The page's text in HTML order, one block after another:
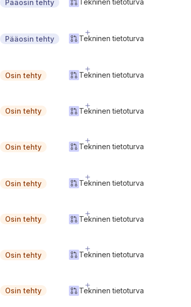
Pääosin tehty Tekninen tietoturva
Pääosin tehty Tekninen tietoturva
Osin tehty Tekninen tietoturva
Osin tehty Tekninen tietoturva
Osin tehty Tekninen tietoturva
Osin tehty Tekninen tietoturva
Osin tehty Tekninen tietoturva
Osin tehty Tekninen tietoturva
Osin tehty Tekninen tietoturva